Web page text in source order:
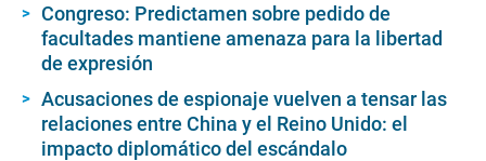
Congreso: Predictamen sobre pedido de
facultades mantiene amenaza para la libertad
de expresión
Acusaciones de espionaje vuelven a tensar las
relaciones entre China y el Reino Unido: el
impacto diplomático del escándalo